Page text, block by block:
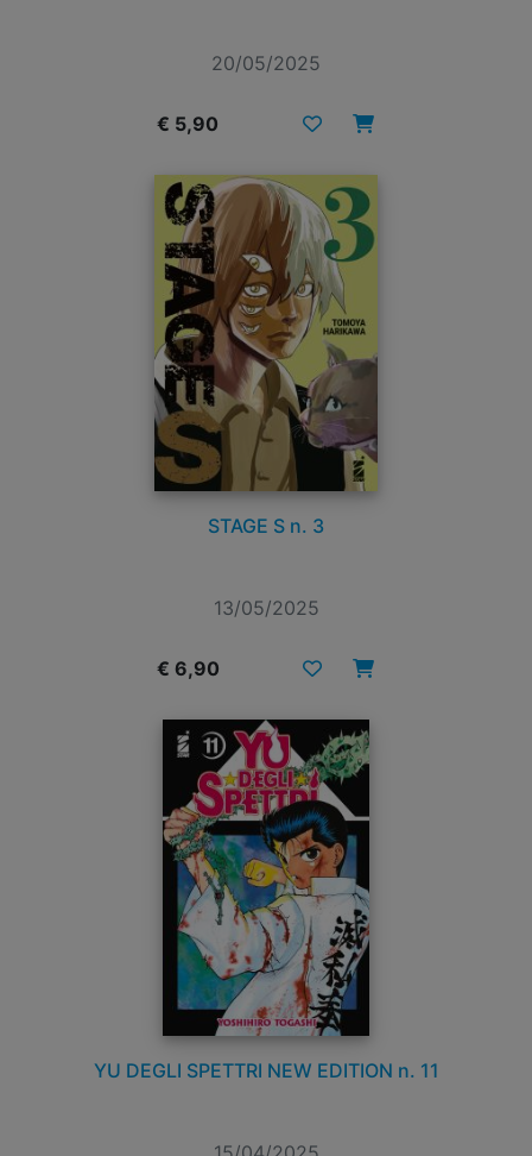
20/05/2025
€ 5,90
STAGE S n. 3
13/05/2025
€ 6,90
YU DEGLI SPETTRI NEW EDITION n. 11